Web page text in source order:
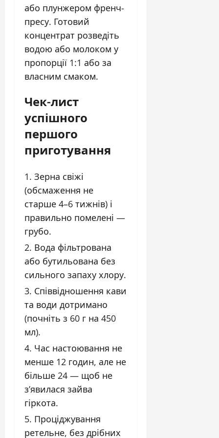
або плунжером френч-
пресу. Готовий
концентрат розведіть
водою або молоком у
пропорції 1:1 або за
власним смаком.
Чек-лист
успішного
першого
приготування
Зерна свіжі
(обсмаження не
старше 4–6 тижнів) і
правильно помелені —
грубо.
Вода фільтрована
або бутильована без
сильного запаху хлору.
Співвідношення кави
та води дотримано
(почніть з 60 г на 450
мл).
Час настоювання не
менше 12 годин, але не
більше 24 — щоб не
з’явилася зайва
гіркота.
Проціджування
ретельне, без дрібних